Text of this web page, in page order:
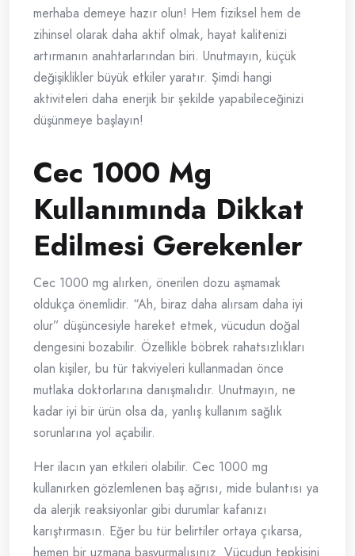
merhaba demeye hazır olun! Hem fiziksel hem de
zihinsel olarak daha aktif olmak, hayat kalitenizi
artırmanın anahtarlarından biri. Unutmayın, küçük
değişiklikler büyük etkiler yaratır. Şimdi hangi
aktiviteleri daha enerjik bir şekilde yapabileceğinizi
düşünmeye başlayın!
Cec 1000 Mg
Kullanımında Dikkat
Edilmesi Gerekenler
Cec 1000 mg alırken, önerilen dozu aşmamak
oldukça önemlidir. “Ah, biraz daha alırsam daha iyi
olur” düşüncesiyle hareket etmek, vücudun doğal
dengesini bozabilir. Özellikle böbrek rahatsızlıkları
olan kişiler, bu tür takviyeleri kullanmadan önce
mutlaka doktorlarına danışmalıdır. Unutmayın, ne
kadar iyi bir ürün olsa da, yanlış kullanım sağlık
sorunlarına yol açabilir.
Her ilacın yan etkileri olabilir. Cec 1000 mg
kullanırken gözlemlenen baş ağrısı, mide bulantısı ya
da alerjik reaksiyonlar gibi durumlar kafanızı
karıştırmasın. Eğer bu tür belirtiler ortaya çıkarsa,